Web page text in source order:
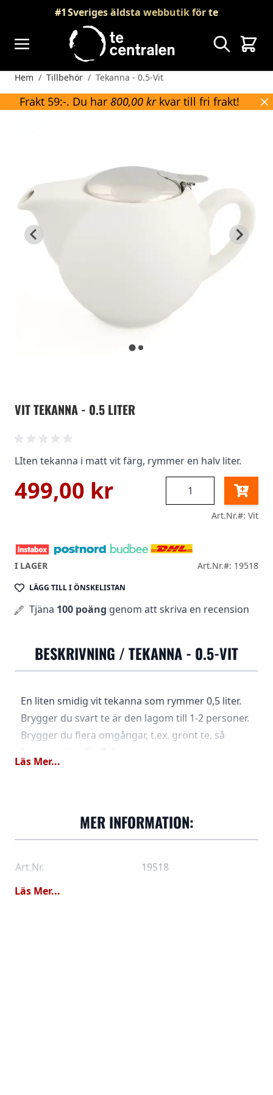
Skip to Content
#1Sveriges äldsta webbutik för te
Sök Vagn
Hem / Tillbehör / Tekanna - 0.5-Vit
Frakt 59:-. Du har 800,00 krkvar till fri frakt!
VIT TEKANNA - 0.5 LITER
LIten tekanna i matt vit färg, rymmer en halv liter.
499,00 kr
Art.Nr.#: Vit
I LAGER Art.Nr.#: 19518
LÄGG TILL I ÖNSKELISTAN
Tjäna 100 poäng genom att skriva en recension
BESKRIVNING /TEKANNA - 0.5-VIT
En liten smidig vit tekanna som rymmer 0,5 liter.
Brygger du svart te är den lagom till 1-2 personer.
Brygger du flera omgångar, t.ex. grönt te, så
fungerar den för 2-4 personer.
En praktisk insatssil som rår ganska djupt ingår.
Läs Mer...
MER INFORMATION:
Art.Nr.
19518
Läs Mer...